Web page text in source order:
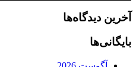
آخرین دیدگاه‌ها
بایگانی‌ها